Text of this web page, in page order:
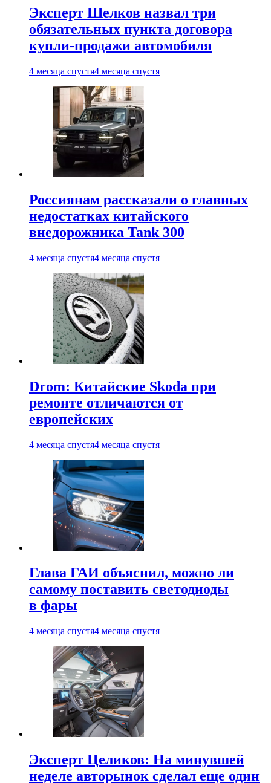
Эксперт Шелков назвал три
обязательных пункта договора
купли-продажи автомобиля
4 месяца спустя4 месяца спустя
Россиянам рассказали о главных
недостатках китайского
внедорожника Tank 300
4 месяца спустя4 месяца спустя
Drom: Китайские Skoda при
ремонте отличаются от
европейских
4 месяца спустя4 месяца спустя
Глава ГАИ объяснил, можно ли
самому поставить светодиоды
в фары
4 месяца спустя4 месяца спустя
Эксперт Целиков: На минувшей
неделе авторынок сделал еще один